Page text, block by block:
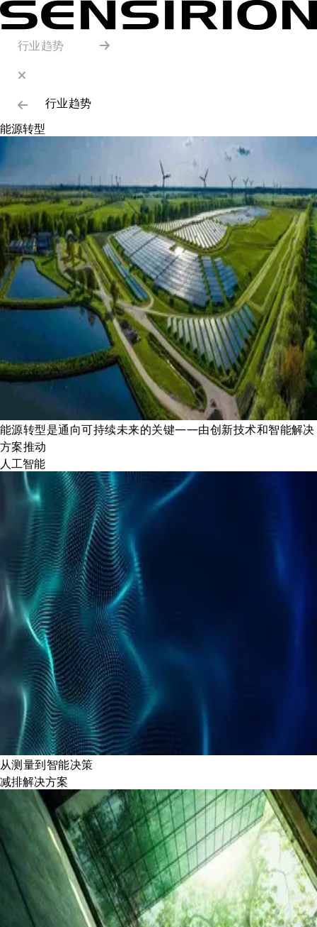
行业趋势
行业趋势
能源转型
能源转型是通向可持续未来的关键——由创新技术和智能解决
方案推动
人工智能
从测量到智能决策
减排解决方案